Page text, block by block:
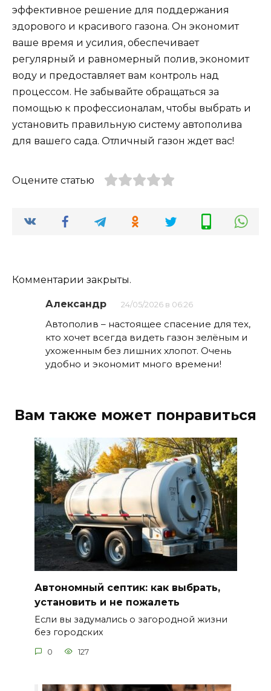
эффективное решение для поддержания
здорового и красивого газона. Он экономит
ваше время и усилия, обеспечивает
регулярный и равномерный полив, экономит
воду и предоставляет вам контроль над
процессом. Не забывайте обращаться за
помощью к профессионалам, чтобы выбрать и
установить правильную систему автополива
для вашего сада. Отличный газон ждет вас!
Оцените статью
Комментарии закрыты.
Александр 24/05/2026 в 06:26
Автополив – настоящее спасение для тех,
кто хочет всегда видеть газон зелёным и
ухоженным без лишних хлопот. Очень
удобно и экономит много времени!
Вам также может понравиться
Автономный септик: как выбрать,
установить и не пожалеть
Если вы задумались о загородной жизни
без городских
0 127